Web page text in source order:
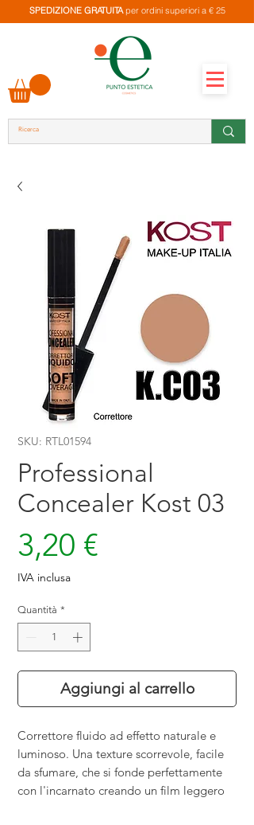
SPEDIZIONE GRATUITAper ordini superiori a € 25
SKU: RTL01594
Professional
Concealer Kost 03
3,20 €
IVA inclusa
Quantità *
Aggiungi al carrello
Correttore fluido ad effetto naturale e
luminoso. Una texture scorrevole, facile
da sfumare, che si fonde perfettamente
con l'incarnato creando un film leggero